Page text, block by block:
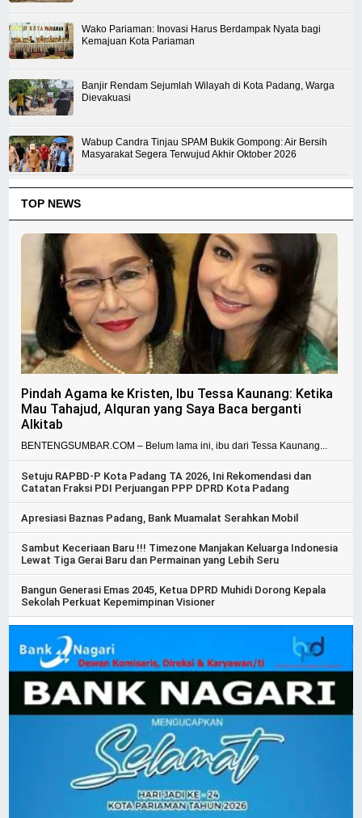
Wako Pariaman: Inovasi Harus Berdampak Nyata bagi
Kemajuan Kota Pariaman
Banjir Rendam Sejumlah Wilayah di Kota Padang, Warga
Dievakuasi
Wabup Candra Tinjau SPAM Bukik Gompong: Air Bersih
Masyarakat Segera Terwujud Akhir Oktober 2026
TOP NEWS
Pindah Agama ke Kristen, Ibu Tessa Kaunang: Ketika
Mau Tahajud, Alquran yang Saya Baca berganti
Alkitab
BENTENGSUMBAR.COM – Belum lama ini, ibu dari Tessa Kaunang...
Setuju RAPBD-P Kota Padang TA 2026, Ini Rekomendasi dan
Catatan Fraksi PDI Perjuangan PPP DPRD Kota Padang
Apresiasi Baznas Padang, Bank Muamalat Serahkan Mobil
Sambut Keceriaan Baru !!! Timezone Manjakan Keluarga Indonesia
Lewat Tiga Gerai Baru dan Permainan yang Lebih Seru
Bangun Generasi Emas 2045, Ketua DPRD Muhidi Dorong Kepala
Sekolah Perkuat Kepemimpinan Visioner